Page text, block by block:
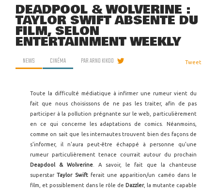
DEADPOOL & WOLVERINE :
TAYLOR SWIFT ABSENTE DU
FILM, SELON
ENTERTAINMENT WEEKLY
NEWS CINÉMA PARARNO KIKOO Tweet
Toute la difficulté médiatique à infirmer une rumeur vient du
fait que nous choisissons de ne pas les traiter, afin de pas
participer à la pollution prégnante sur le web, particulièrement
en ce qui concerne les adaptations de comics. Néanmoins,
comme on sait que les internautes trouvent bien des façons de
s'informer, il n'aura peut-être échappé à personne qu'une
rumeur particulièrement tenace courrait autour du prochain
Deapdool & Wolverine . A savoir, le fait que la chanteuse
superstarTaylor Swift ferait une apparition/un caméo dans le
film, et possiblement dans le rôle de Dazzler, la mutante capable